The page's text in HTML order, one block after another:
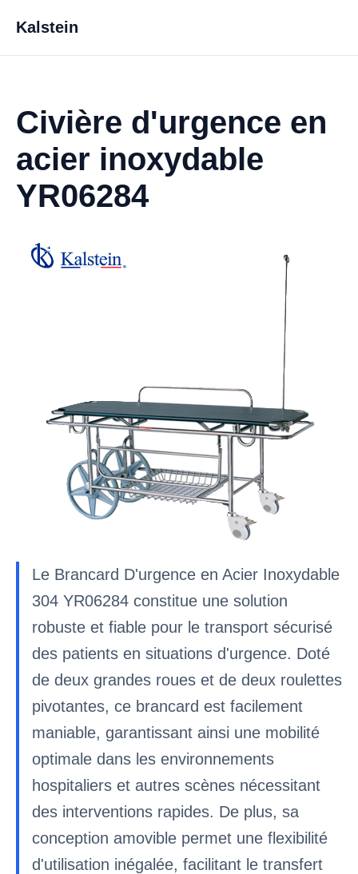
Kalstein
Civière d'urgence en
acier inoxydable
YR06284
Le Brancard D'urgence en Acier Inoxydable
304 YR06284 constitue une solution
robuste et fiable pour le transport sécurisé
des patients en situations d'urgence. Doté
de deux grandes roues et de deux roulettes
pivotantes, ce brancard est facilement
maniable, garantissant ainsi une mobilité
optimale dans les environnements
hospitaliers et autres scènes nécessitant
des interventions rapides. De plus, sa
conception amovible permet une flexibilité
d'utilisation inégalée, facilitant le transfert